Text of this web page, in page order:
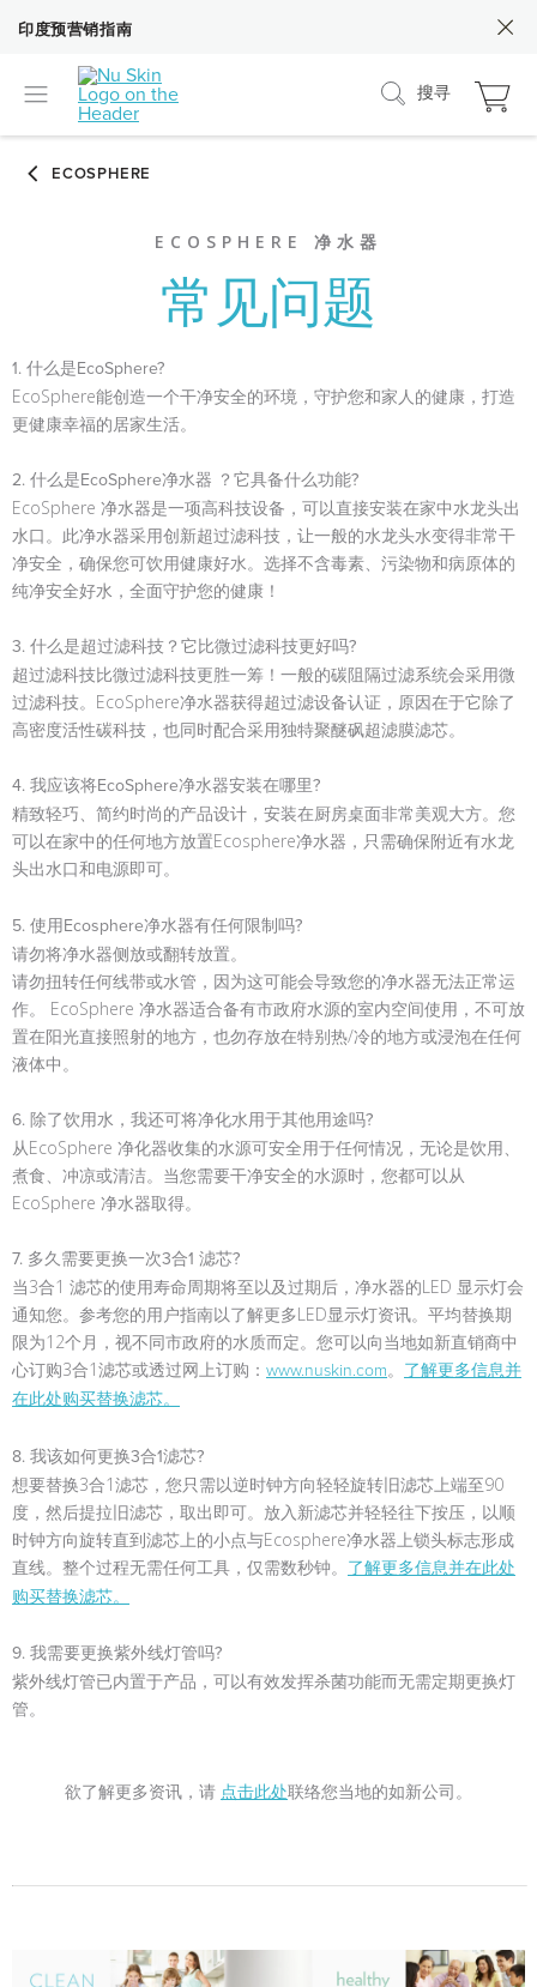
印度预营销指南
搜寻
ECOSPHERE 净水器
常见问题
1. 什么是EcoSphere?
EcoSphere能创造一个干净安全的环境，守护您和家人的健康，打造
更健康幸福的居家生活。
2. 什么是EcoSphere净水器 ？它具备什么功能?
EcoSphere 净水器是一项高科技设备，可以直接安装在家中水龙头出
水口。此净水器采用创新超过滤科技，让一般的水龙头水变得非常干
净安全，确保您可饮用健康好水。选择不含毒素、污染物和病原体的
纯净安全好水，全面守护您的健康！
3. 什么是超过滤科技？它比微过滤科技更好吗?
超过滤科技比微过滤科技更胜一筹！一般的碳阻隔过滤系统会采用微
过滤科技。EcoSphere净水器获得超过滤设备认证，原因在于它除了
高密度活性碳科技，也同时配合采用独特聚醚砜超滤膜滤芯。
4. 我应该将EcoSphere净水器安装在哪里?
精致轻巧、简约时尚的产品设计，安装在厨房桌面非常美观大方。您
可以在家中的任何地方放置Ecosphere净水器，只需确保附近有水龙
头出水口和电源即可。
5. 使用Ecosphere净水器有任何限制吗?
请勿将净水器侧放或翻转放置。
请勿扭转任何线带或水管，因为这可能会导致您的净水器无法正常运
作。 EcoSphere 净水器适合备有市政府水源的室内空间使用，不可放
置在阳光直接照射的地方，也勿存放在特别热/冷的地方或浸泡在任何
液体中。
6. 除了饮用水，我还可将净化水用于其他用途吗?
从EcoSphere 净化器收集的水源可安全用于任何情况，无论是饮用、
煮食、冲凉或清洁。当您需要干净安全的水源时，您都可以从
EcoSphere 净水器取得。
7. 多久需要更换一次3合1 滤芯?
当3合1 滤芯的使用寿命周期将至以及过期后，净水器的LED 显示灯会
通知您。参考您的用户指南以了解更多LED显示灯资讯。平均替换期
限为12个月，视不同市政府的水质而定。您可以向当地如新直销商中
心订购3合1滤芯或透过网上订购： www.nuskin.com。 了解更多信息并
在此处购买替换滤芯。
8. 我该如何更换3合1滤芯?
想要替换3合1滤芯，您只需以逆时钟方向轻轻旋转旧滤芯上端至90
度，然后提拉旧滤芯，取出即可。放入新滤芯并轻轻往下按压，以顺
时钟方向旋转直到滤芯上的小点与Ecosphere净水器上锁头标志形成
直线。整个过程无需任何工具，仅需数秒钟。 了解更多信息并在此处
购买替换滤芯。
9. 我需要更换紫外线灯管吗?
紫外线灯管已内置于产品，可以有效发挥杀菌功能而无需定期更换灯
管。
欲了解更多资讯，请 点击此处联络您当地的如新公司。